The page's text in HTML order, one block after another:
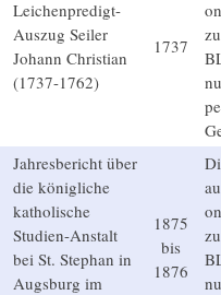
Leichenpredigt-
Auszug Seiler
Johann Christian
(1737-1762)
1737
Jahresbericht über
die königliche
katholische
Studien-Anstalt
bei St. Stephan in
Augsburg im
1875
bis
1876